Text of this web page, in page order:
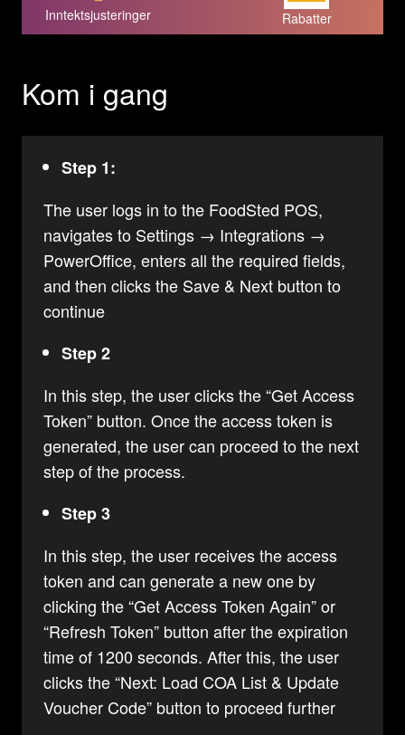
Inntektsjusteringer Rabatter
Kom i gang
Step 1:
The user logs in to the FoodSted POS,
navigates to Settings → Integrations →
PowerOffice, enters all the required fields,
and then clicks the Save & Next button to
continue
Step 2
In this step, the user clicks the “Get Access
Token” button. Once the access token is
generated, the user can proceed to the next
step of the process.
Step 3
In this step, the user receives the access
token and can generate a new one by
clicking the “Get Access Token Again” or
“Refresh Token” button after the expiration
time of 1200 seconds. After this, the user
clicks the “Next: Load COA List & Update
Voucher Code” button to proceed further